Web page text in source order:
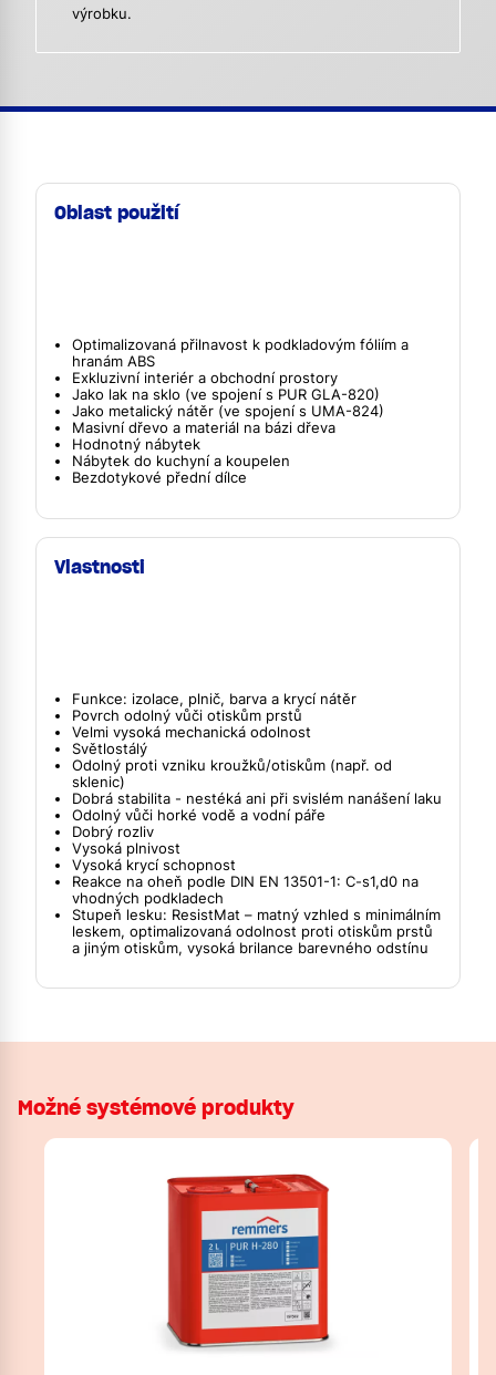
výrobku.
Oblast použití
Optimalizovaná přilnavost k podkladovým fóliím a
hranám ABS
Exkluzivní interiér a obchodní prostory
Jako lak na sklo (ve spojení s PUR GLA-820)
Jako metalický nátěr (ve spojení s UMA-824)
Masivní dřevo a materiál na bázi dřeva
Hodnotný nábytek
Nábytek do kuchyní a koupelen
Bezdotykové přední dílce
Vlastnosti
Funkce: izolace, plnič, barva a krycí nátěr
Povrch odolný vůči otiskům prstů
Velmi vysoká mechanická odolnost
Světlostálý
Odolný proti vzniku kroužků/otiskům (např. od
sklenic)
Dobrá stabilita - nestéká ani při svislém nanášení laku
Odolný vůči horké vodě a vodní páře
Dobrý rozliv
Vysoká plnivost
Vysoká krycí schopnost
Reakce na oheň podle DIN EN 13501-1: C-s1,d0 na
vhodných podkladech
Stupeň lesku: ResistMat – matný vzhled s minimálním
leskem, optimalizovaná odolnost proti otiskům prstů
a jiným otiskům, vysoká brilance barevného odstínu
Možné systémové produkty